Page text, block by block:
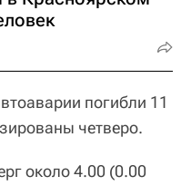
погибли 11
четверо.
около 4.00 (0.00